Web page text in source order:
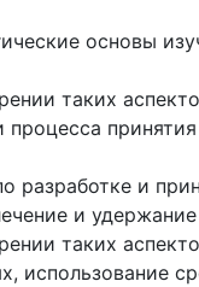
основы
таких
разработке и
и
таких
использование